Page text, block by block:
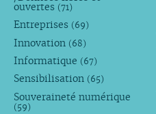
ouvertes (71)
Entreprises (69)
Innovation (68)
Informatique (67)
Sensibilisation (65)
Souveraineté numérique
(59)